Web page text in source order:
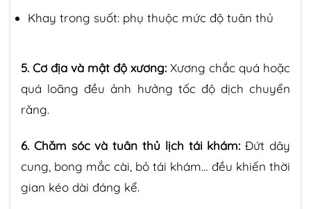
Khay trong suốt: phụ thuộc mức độ tuân thủ
5. Cơ địa và mật độ xương: Xương chắc quá hoặc
quá loãng đều ảnh hưởng tốc độ dịch chuyển
răng.
6. Chăm sóc và tuân thủ lịch tái khám:Đứt dây
cung, bong mắc cài, bỏ tái khám… đều khiến thời
gian kéo dài đáng kể.